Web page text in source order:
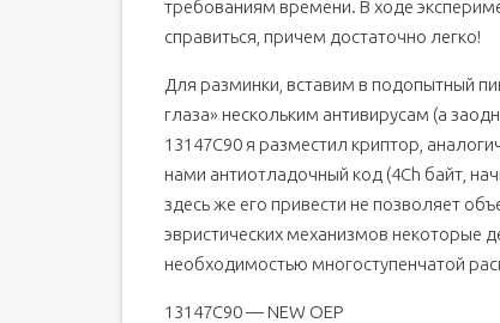
требованиям времени. В ходе
справиться, причем достаточно легко!
Для разминки, вставим в подопытный
глаза» нескольким антивирусам (а
13147C90 я разместил криптор,
нами антиотладочный код (4Ch байт,
здесь же его привести не позволяет
эвристических механизмов некоторые
необходимостью многоступенчатой
13147C90 — NEW OEP